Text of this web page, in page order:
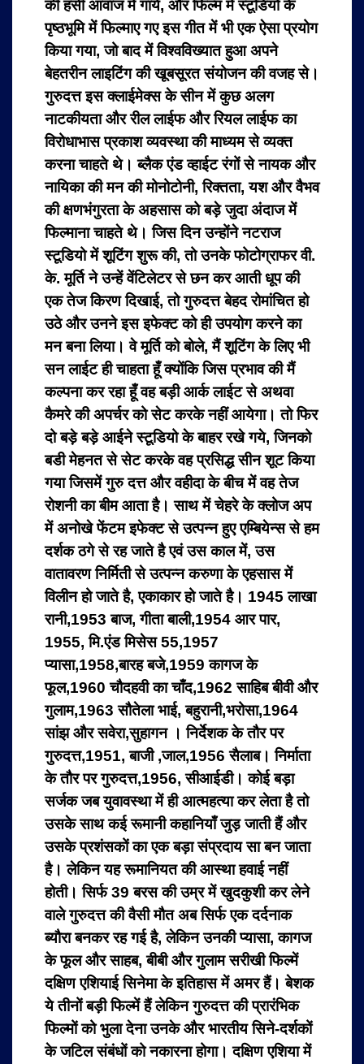
की हसीं आवाज में गाये, और फिल्म में स्टूडियो के
पृष्ठभूमि में फिल्माए गए इस गीत में भी एक ऐसा प्रयोग
किया गया, जो बाद में विश्वविख्यात हुआ अपने
बेहतरीन लाइटिंग की खूबसूरत संयोजन की वजह से।
गुरुदत्त इस क्लाईमेक्स के सीन में कुछ अलग
नाटकीयता और रील लाईफ और रियल लाईफ का
विरोधाभास प्रकाश व्यवस्था की माध्यम से व्यक्त
करना चाहते थे। ब्लैक एंड व्हाईट रंगों से नायक और
नायिका की मन की मोनोटोनी, रिक्तता, यश और वैभव
की क्षणभंगुरता के अहसास को बड़े जुदा अंदाज में
फिल्माना चाहते थे। जिस दिन उन्होंने नटराज
स्टूडियो में शूटिंग शुरू की, तो उनके फोटोग्राफर वी.
के. मूर्ति ने उन्हें वेंटिलेटर से छन कर आती धूप की
एक तेज किरण दिखाई, तो गुरुदत्त बेहद रोमांचित हो
उठे और उनने इस इफेक्ट को ही उपयोग करने का
मन बना लिया। वे मूर्ति को बोले, मैं शूटिंग के लिए भी
सन लाईट ही चाहता हूँ क्योंकि जिस प्रभाव की मैं
कल्पना कर रहा हूँ वह बड़ी आर्क लाईट से अथवा
कैमरे की अपर्चर को सेट करके नहीं आयेगा। तो फिर
दो बड़े बड़े आईने स्टूडियो के बाहर रखे गये, जिनको
बडी मेहनत से सेट करके वह प्रसिद्ध सीन शूट किया
गया जिसमें गुरु दत्त और वहीदा के बीच में वह तेज
रोशनी का बीम आता है। साथ में चेहरे के क्लोज अप
में अनोखे फेंटम इफेक्ट से उत्पन्न हुए एम्बियेन्स से हम
दर्शक ठगे से रह जाते है एवं उस काल में, उस
वातावरण निर्मिती से उत्पन्न करुणा के एहसास में
विलीन हो जाते है, एकाकार हो जाते है। 1945 लाखा
रानी,1953 बाज, गीता बाली,1954 आर पार,
1955, मि.एंड मिसेस 55,1957
प्यासा,1958,बारह बजे,1959 कागज के
फूल,1960 चौदहवी का चाँद,1962 साहिब बीवी और
गुलाम,1963 सौतेला भाई, बहुरानी,भरोसा,1964
सांझ और सवेरा,सुहागन । निर्देशक के तौर पर
गुरुदत्त,1951, बाजी ,जाल,1956 सैलाब। निर्माता
के तौर पर गुरुदत्त,1956, सीआईडी। कोई बड़ा
सर्जक जब युवावस्था में ही आत्महत्या कर लेता है तो
उसके साथ कई रूमानी कहानियाँ जुड़ जाती हैं और
उसके प्रशंसकों का एक बड़ा संप्रदाय सा बन जाता
है। लेकिन यह रूमानियत की आस्था हवाई नहीं
होती। सिर्फ 39 बरस की उम्र में खुदकुशी कर लेने
वाले गुरुदत्त की वैसी मौत अब सिर्फ एक दर्दनाक
ब्यौरा बनकर रह गई है, लेकिन उनकी प्यासा, कागज
के फूल और साहब, बीबी और गुलाम सरीखी फिल्में
दक्षिण एशियाई सिनेमा के इतिहास में अमर हैं। बेशक
ये तीनों बड़ी फिल्में हैं लेकिन गुरुदत्त की प्रारंभिक
फिल्मों को भुला देना उनके और भारतीय सिने-दर्शकों
के जटिल संबंधों को नकारना होगा। दक्षिण एशिया में